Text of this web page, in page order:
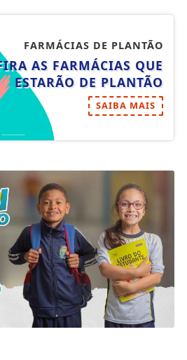
FARMÁCIAS DE PLANTÃO
AS FARMÁCIAS QUE
ESTARÃO DE PLANTÃO
SAIBA MAIS